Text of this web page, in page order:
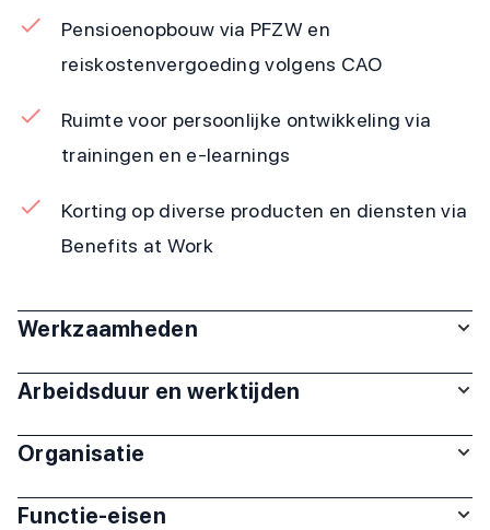
Pensioenopbouw via PFZW en
reiskostenvergoeding volgens CAO
Ruimte voor persoonlijke ontwikkeling via
trainingen en e-learnings
Korting op diverse producten en diensten via
Benefits at Work
Werkzaamheden
Arbeidsduur en werktijden
Organisatie
Functie-eisen